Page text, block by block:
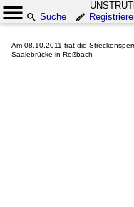
UNSTRUT
Suche
Am 08.10.2011 trat die
Saalebrücke in Roßbach